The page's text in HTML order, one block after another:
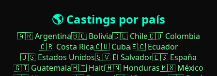
🌎 Castings por país
🇦🇷 Argentina🇧🇴 Bolivia🇨🇱 Chile🇨🇴 Colombia
🇨🇷 Costa Rica🇨🇺 Cuba🇪🇨 Ecuador
🇺🇸 Estados Unidos🇸🇻 El Salvador🇪🇸 España
🇬🇹 Guatemala🇭🇹 Haití🇭🇳 Honduras🇲🇽 México